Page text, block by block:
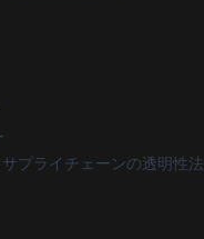
プライチェーンの透明性法